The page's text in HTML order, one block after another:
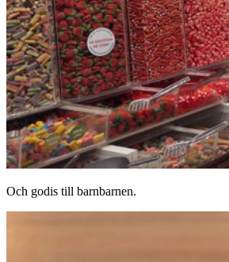
Och godis till barnbarnen.